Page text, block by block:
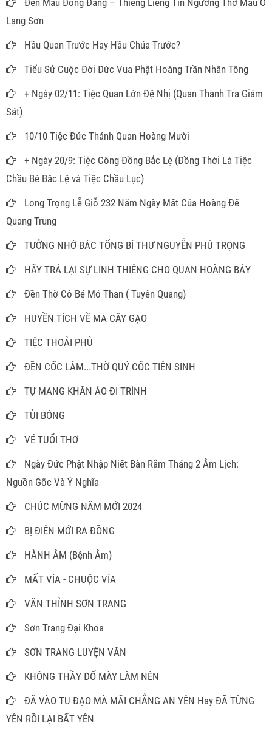
Lạng Sơn
Hầu Quan Trước Hay Hầu Chúa Trước?
Tiểu Sử Cuộc Đời Đức Vua Phật Hoàng Trần Nhân Tông
+ Ngày 02/11: Tiệc Quan Lớn Đệ Nhị (Quan Thanh Tra Giám
Sát)
10/10 Tiệc Đức Thánh Quan Hoàng Mười
+ Ngày 20/9: Tiệc Công Đồng Bắc Lệ (Đồng Thời Là Tiệc
Chầu Bé Bắc Lệ và Tiệc Chầu Lục)
Long Trọng Lễ Giỗ 232 Năm Ngày Mất Của Hoàng Đế
Quang Trung
TƯỞNG NHỚ BÁC TỔNG BÍ THƯ NGUYỄN PHÚ TRỌNG
HÃY TRẢ LẠI SỰ LINH THIÊNG CHO QUAN HOÀNG BẢY
Đền Thờ Cô Bé Mỏ Than ( Tuyên Quang)
HUYỀN TÍCH VỀ MA CÂY GẠO
TIỆC THOẢI PHỦ
ĐỀN CỐC LÂM...THỜ QUỶ CỐC TIÊN SINH
TỰ MANG KHĂN ÁO ĐI TRÌNH
TỦI BÓNG
VÉ TUỔI THƠ
Ngày Đức Phật Nhập Niết Bàn Rằm Tháng 2 Âm Lịch:
Nguồn Gốc Và Ý Nghĩa
CHÚC MỪNG NĂM MỚI 2024
BỊ ĐIÊN MỚI RA ĐỒNG
HÀNH ÂM (Bệnh Âm)
MẤT VÍA - CHUỘC VÍA
VĂN THỈNH SƠN TRANG
Sơn Trang Đại Khoa
SƠN TRANG LUYỆN VĂN
KHÔNG THẦY ĐỐ MÀY LÀM NÊN
ĐÃ VÀO TU ĐẠO MÀ MÃI CHẲNG AN YÊN Hay ĐÃ TỪNG
YÊN RỒI LẠI BẤT YÊN